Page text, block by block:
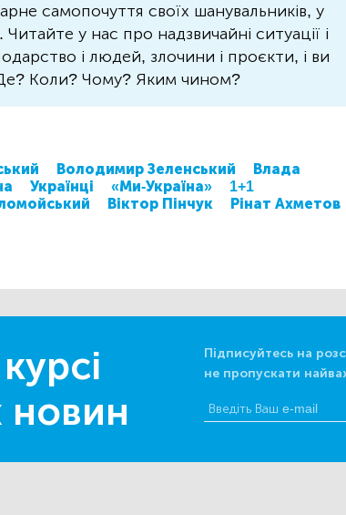
самопочуття своїх шанувальників, у
у нас про надзвичайні ситуації і
і людей, злочини і проєкти, і ви
Коли? Чому? Яким чином?
Володимир Зеленський
Влада
Українці «Ми-Україна»
1+1
Віктор Пінчук
Рінат Ахметов
новин
Підписуйтесь на
не пропускати